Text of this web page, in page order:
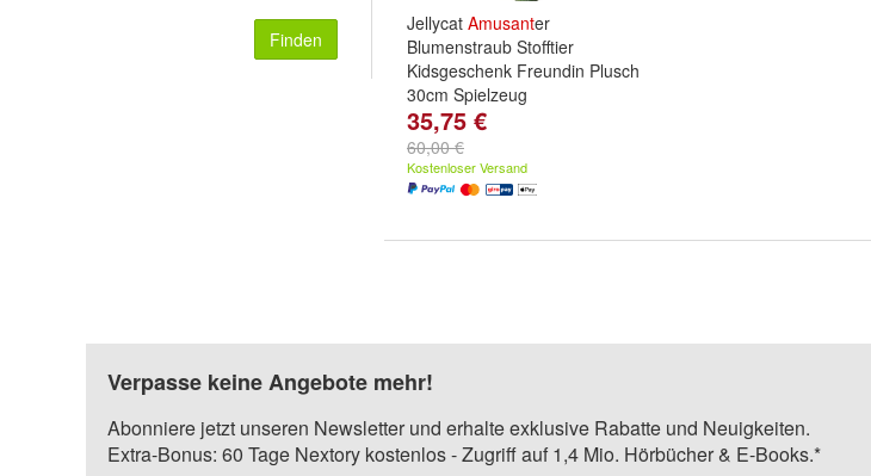
Finden
Jellycat Amusanter
Blumenstraub Stofftier
Kidsgeschenk Freundin Plusch
30cm Spielzeug
35,75 €
60,00 €
Kostenloser Versand
Verpasse keine Angebote mehr!
Abonniere jetzt unseren Newsletter und erhalte exklusive Rabatte und Neuigkeiten.
Extra-Bonus: 60 Tage Nextory kostenlos - Zugriff auf 1,4 Mio. Hörbücher & E-Books.*